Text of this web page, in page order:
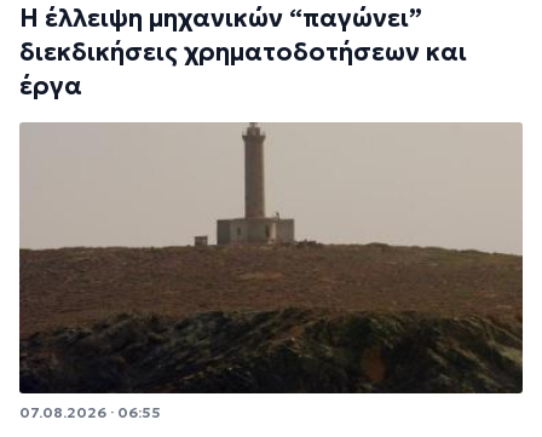
Η έλλειψη μηχανικών “παγώνει”
διεκδικήσεις χρηματοδοτήσεων και
έργα
07.08.2026 · 06:55